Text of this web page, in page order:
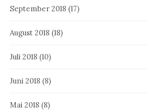
September 2018 (17)
August 2018 (18)
Juli 2018 (10)
Juni 2018 (8)
Mai 2018 (8)